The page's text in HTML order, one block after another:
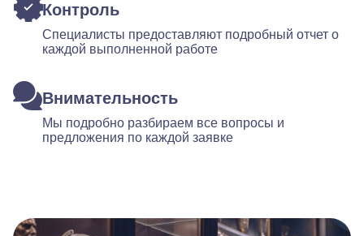
Контроль
Специалисты предоставляют подробный отчет о
каждой выполненной работе
Внимательность
Мы подробно разбираем все вопросы и
предложения по каждой заявке